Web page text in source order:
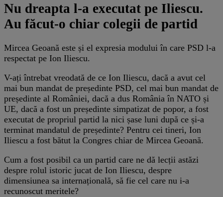
Nu dreapta l-a executat pe Iliescu.
Au făcut-o chiar colegii de partid
Mircea Geoană este și el expresia modului în care PSD l-a
respectat pe Ion Iliescu.
V-ați întrebat vreodată de ce Ion Iliescu, dacă a avut cel
mai bun mandat de președinte PSD, cel mai bun mandat de
președinte al României, dacă a dus România în NATO și
UE, dacă a fost un președinte simpatizat de popor, a fost
executat de propriul partid la nici șase luni după ce și-a
terminat mandatul de președinte? Pentru cei tineri, Ion
Iliescu a fost bătut la Congres chiar de Mircea Geoană.
Cum a fost posibil ca un partid care ne dă lecții astăzi
despre rolul istoric jucat de Ion Iliescu, despre
dimensiunea sa internațională, să fie cel care nu i-a
recunoscut meritele?